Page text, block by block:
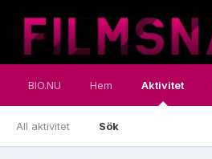
BIO.NU Hem Aktivitet
All aktivitet Sök